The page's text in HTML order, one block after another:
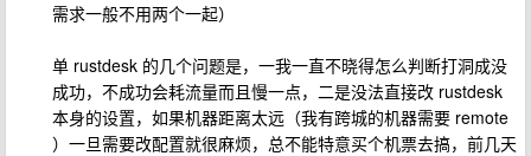
需求一般不用两个一起）
单 rustdesk 的几个问题是，一我一直不晓得怎么判断打洞成没
成功，不成功会耗流量而且慢一点，二是没法直接改 rustdesk
本身的设置，如果机器距离太远（我有跨城的机器需要 remote
）一旦需要改配置就很麻烦，总不能特意买个机票去搞，前几天